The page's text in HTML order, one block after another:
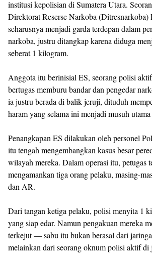
institusi kepolisian di Sumatera Utara.
Direktorat Reserse Narkoba (Ditresnarkoba)
seharusnya menjadi garda terdepan dalam
narkoba, justru ditangkap karena diduga
seberat 1 kilogram.
Anggota itu berinisial ES, seorang polisi
bertugas memburu bandar dan pengedar
ia justru berada di balik jeruji, dituduh
haram yang selama ini menjadi musuh
Penangkapan ES dilakukan oleh personel
itu tengah mengembangkan kasus besar
wilayah mereka. Dalam operasi itu, petugas
mengamankan tiga orang pelaku, masing-
dan AR.
Dari tangan ketiga pelaku, polisi menyita 1
yang siap edar. Namun pengakuan mereka
terkejut — sabu itu bukan berasal dari
melainkan dari seorang oknum polisi aktif di